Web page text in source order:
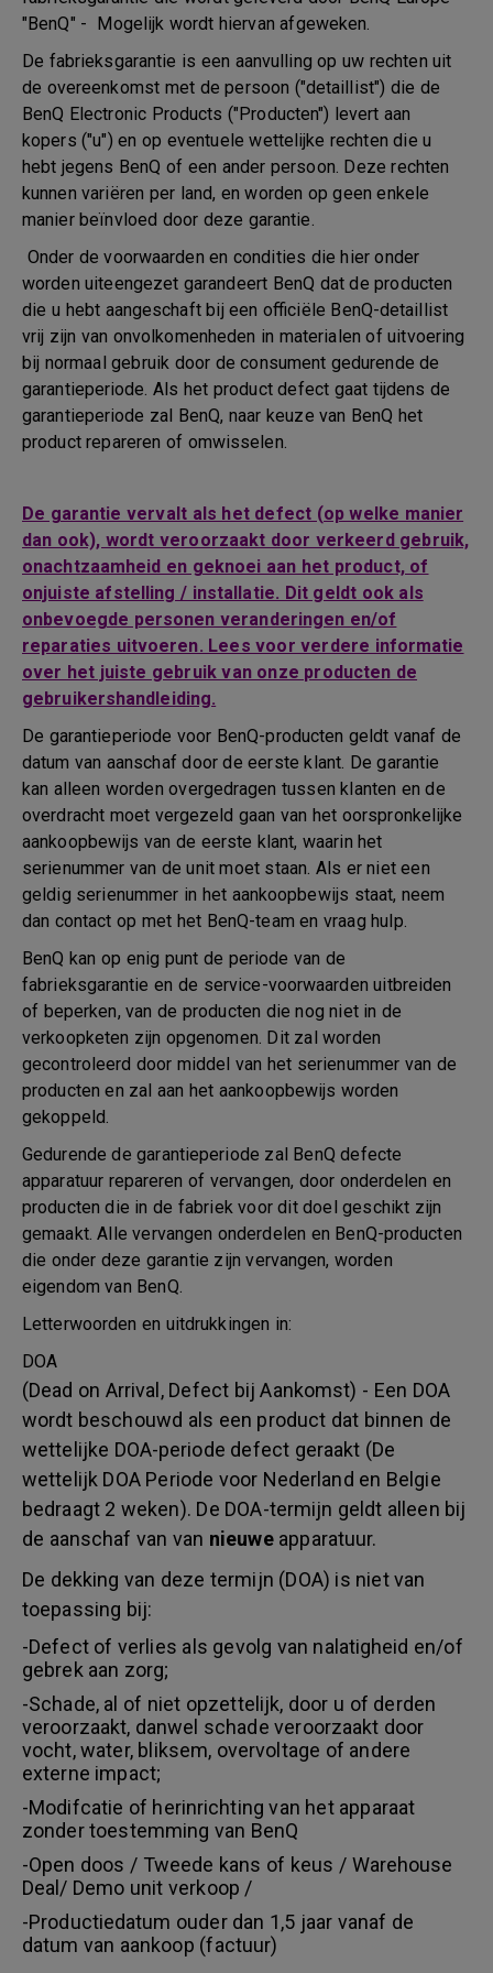
"BenQ" - Mogelijk wordt hiervan afgeweken.
De fabrieksgarantie is een aanvulling op uw rechten uit
de overeenkomst met de persoon ("detaillist") die de
BenQ Electronic Products ("Producten") levert aan
kopers ("u") en op eventuele wettelijke rechten die u
hebt jegens BenQ of een ander persoon. Deze rechten
kunnen variëren per land, en worden op geen enkele
manier beïnvloed door deze garantie.
Onder de voorwaarden en condities die hier onder
worden uiteengezet garandeert BenQ dat de producten
die u hebt aangeschaft bij een officiële BenQ-detaillist
vrij zijn van onvolkomenheden in materialen of uitvoering
bij normaal gebruik door de consument gedurende de
garantieperiode. Als het product defect gaat tijdens de
garantieperiode zal BenQ, naar keuze van BenQ het
product repareren of omwisselen.
De garantie vervalt als het defect (op welke manier
dan ook), wordt veroorzaakt door verkeerd gebruik,
onachtzaamheid en geknoei aan het product, of
onjuiste afstelling / installatie. Dit geldt ook als
onbevoegde personen veranderingen en/of
reparaties uitvoeren. Lees voor verdere informatie
over het juiste gebruik van onze producten de
gebruikershandleiding.
De garantieperiode voor BenQ-producten geldt vanaf de
datum van aanschaf door de eerste klant. De garantie
kan alleen worden overgedragen tussen klanten en de
overdracht moet vergezeld gaan van het oorspronkelijke
aankoopbewijs van de eerste klant, waarin het
serienummer van de unit moet staan. Als er niet een
geldig serienummer in het aankoopbewijs staat, neem
dan contact op met het BenQ-team en vraag hulp.
BenQ kan op enig punt de periode van de
fabrieksgarantie en de service-voorwaarden uitbreiden
of beperken, van de producten die nog niet in de
verkoopketen zijn opgenomen. Dit zal worden
gecontroleerd door middel van het serienummer van de
producten en zal aan het aankoopbewijs worden
gekoppeld.
Gedurende de garantieperiode zal BenQ defecte
apparatuur repareren of vervangen, door onderdelen en
producten die in de fabriek voor dit doel geschikt zijn
gemaakt. Alle vervangen onderdelen en BenQ-producten
die onder deze garantie zijn vervangen, worden
eigendom van BenQ.
Letterwoorden en uitdrukkingen in:
DOA
(Dead on Arrival, Defect bij Aankomst) - Een DOA
wordt beschouwd als een product dat binnen de
wettelijke DOA-periode defect geraakt (De
wettelijk DOA Periode voor Nederland en Belgie
bedraagt 2 weken). De DOA-termijn geldt alleen bij
de aanschaf van van nieuweapparatuur.
De dekking van deze termijn (DOA) is niet van
toepassing bij:
-Defect of verlies als gevolg van nalatigheid en/of
gebrek aan zorg;
-Schade, al of niet opzettelijk, door u of derden
veroorzaakt, danwel schade veroorzaakt door
vocht, water, bliksem, overvoltage of andere
externe impact;
-Modifcatie of herinrichting van het apparaat
zonder toestemming van BenQ
-Open doos / Tweede kans of keus / Warehouse
Deal/ Demo unit verkoop /
-Productiedatum ouder dan 1,5 jaar vanaf de
datum van aankoop (factuur)